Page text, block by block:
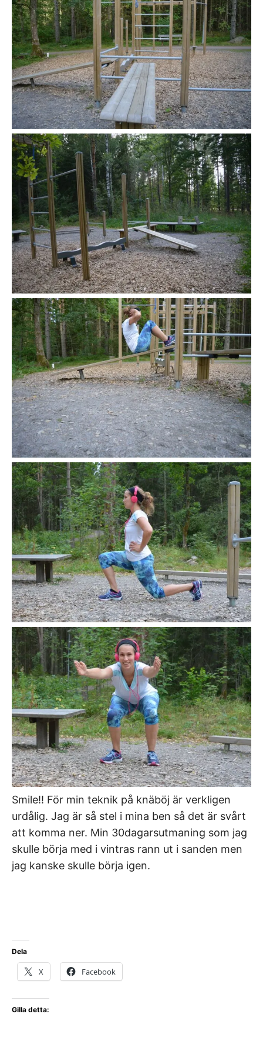
Smile!! För min teknik på knäböj är verkligen
urdålig. Jag är så stel i mina ben så det är svårt
att komma ner. Min 30dagarsutmaning som jag
skulle börja med i vintras rann ut i sanden men
jag kanske skulle börja igen.
Dela
X Facebook
Gilla detta: